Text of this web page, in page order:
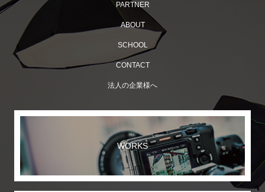
PARTNER
ABOUT
SCHOOL
CONTACT
法人の企業様へ
WORKS